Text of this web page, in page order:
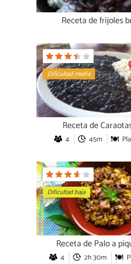
Receta de frijoles
Dificultad media
Receta de
4 45m
Dificultad baja
Receta de Palo a
4 2h 30m